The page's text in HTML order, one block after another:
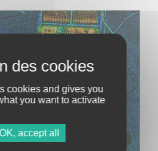
cookies and gives you
you want to activate
OK, accept all